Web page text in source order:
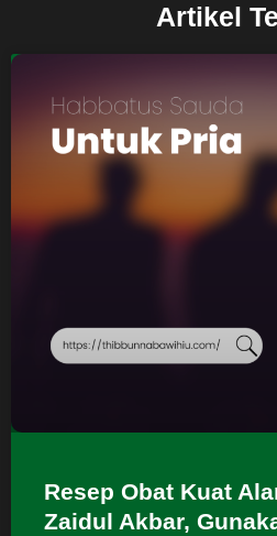
Artikel
Resep Obat Kuat
Zaidul Akbar,